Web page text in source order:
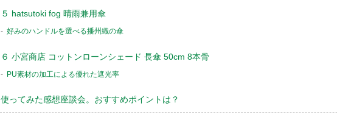
５ hatsutoki fog 晴雨兼用傘
好みのハンドルを選べる播州織の傘
６ 小宮商店 コットンローンシェード 長傘 50cm 8本骨
PU素材の加工による優れた遮光率
使ってみた感想座談会。おすすめポイントは？